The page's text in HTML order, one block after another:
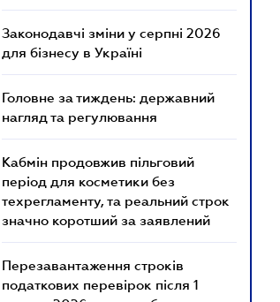
Законодавчі зміни у серпні 2026
для бізнесу в Україні
Головне за тиждень: державний
нагляд та регулювання
Кабмін продовжив пільговий
період для косметики без
техрегламенту, та реальний строк
значно коротший за заявлений
Перезавантаження строків
податкових перевірок після 1